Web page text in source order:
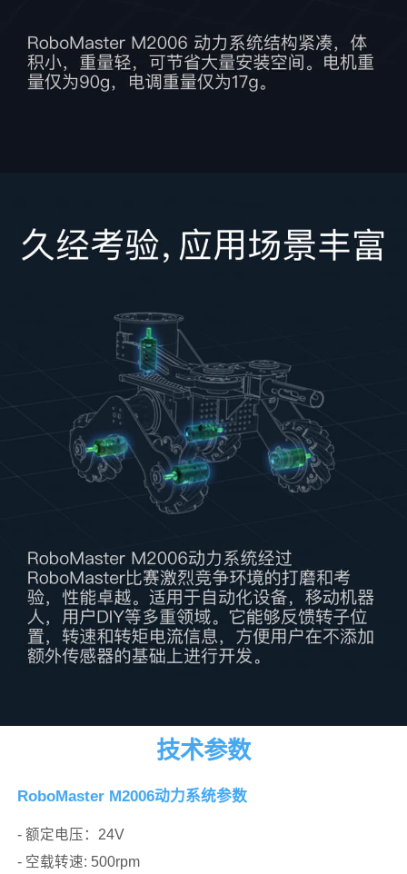
技术参数
RoboMaster M2006动力系统参数
- 额定电压：24V
- 空载转速: 500rpm